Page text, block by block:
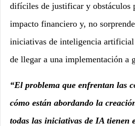
difíciles de justificar y obstáculos
impacto financiero y, no
iniciativas de inteligencia artificial
de llegar a una implementación a
“El problema que enfrentan las
cómo están abordando la
todas las iniciativas de IA tienen